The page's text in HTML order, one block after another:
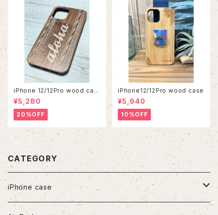
iPhone 12/12Pro wood cas
e
¥5,280
20%OFF
iPhone12/12Pro wood case
¥5,940
10%OFF
CATEGORY
iPhone case